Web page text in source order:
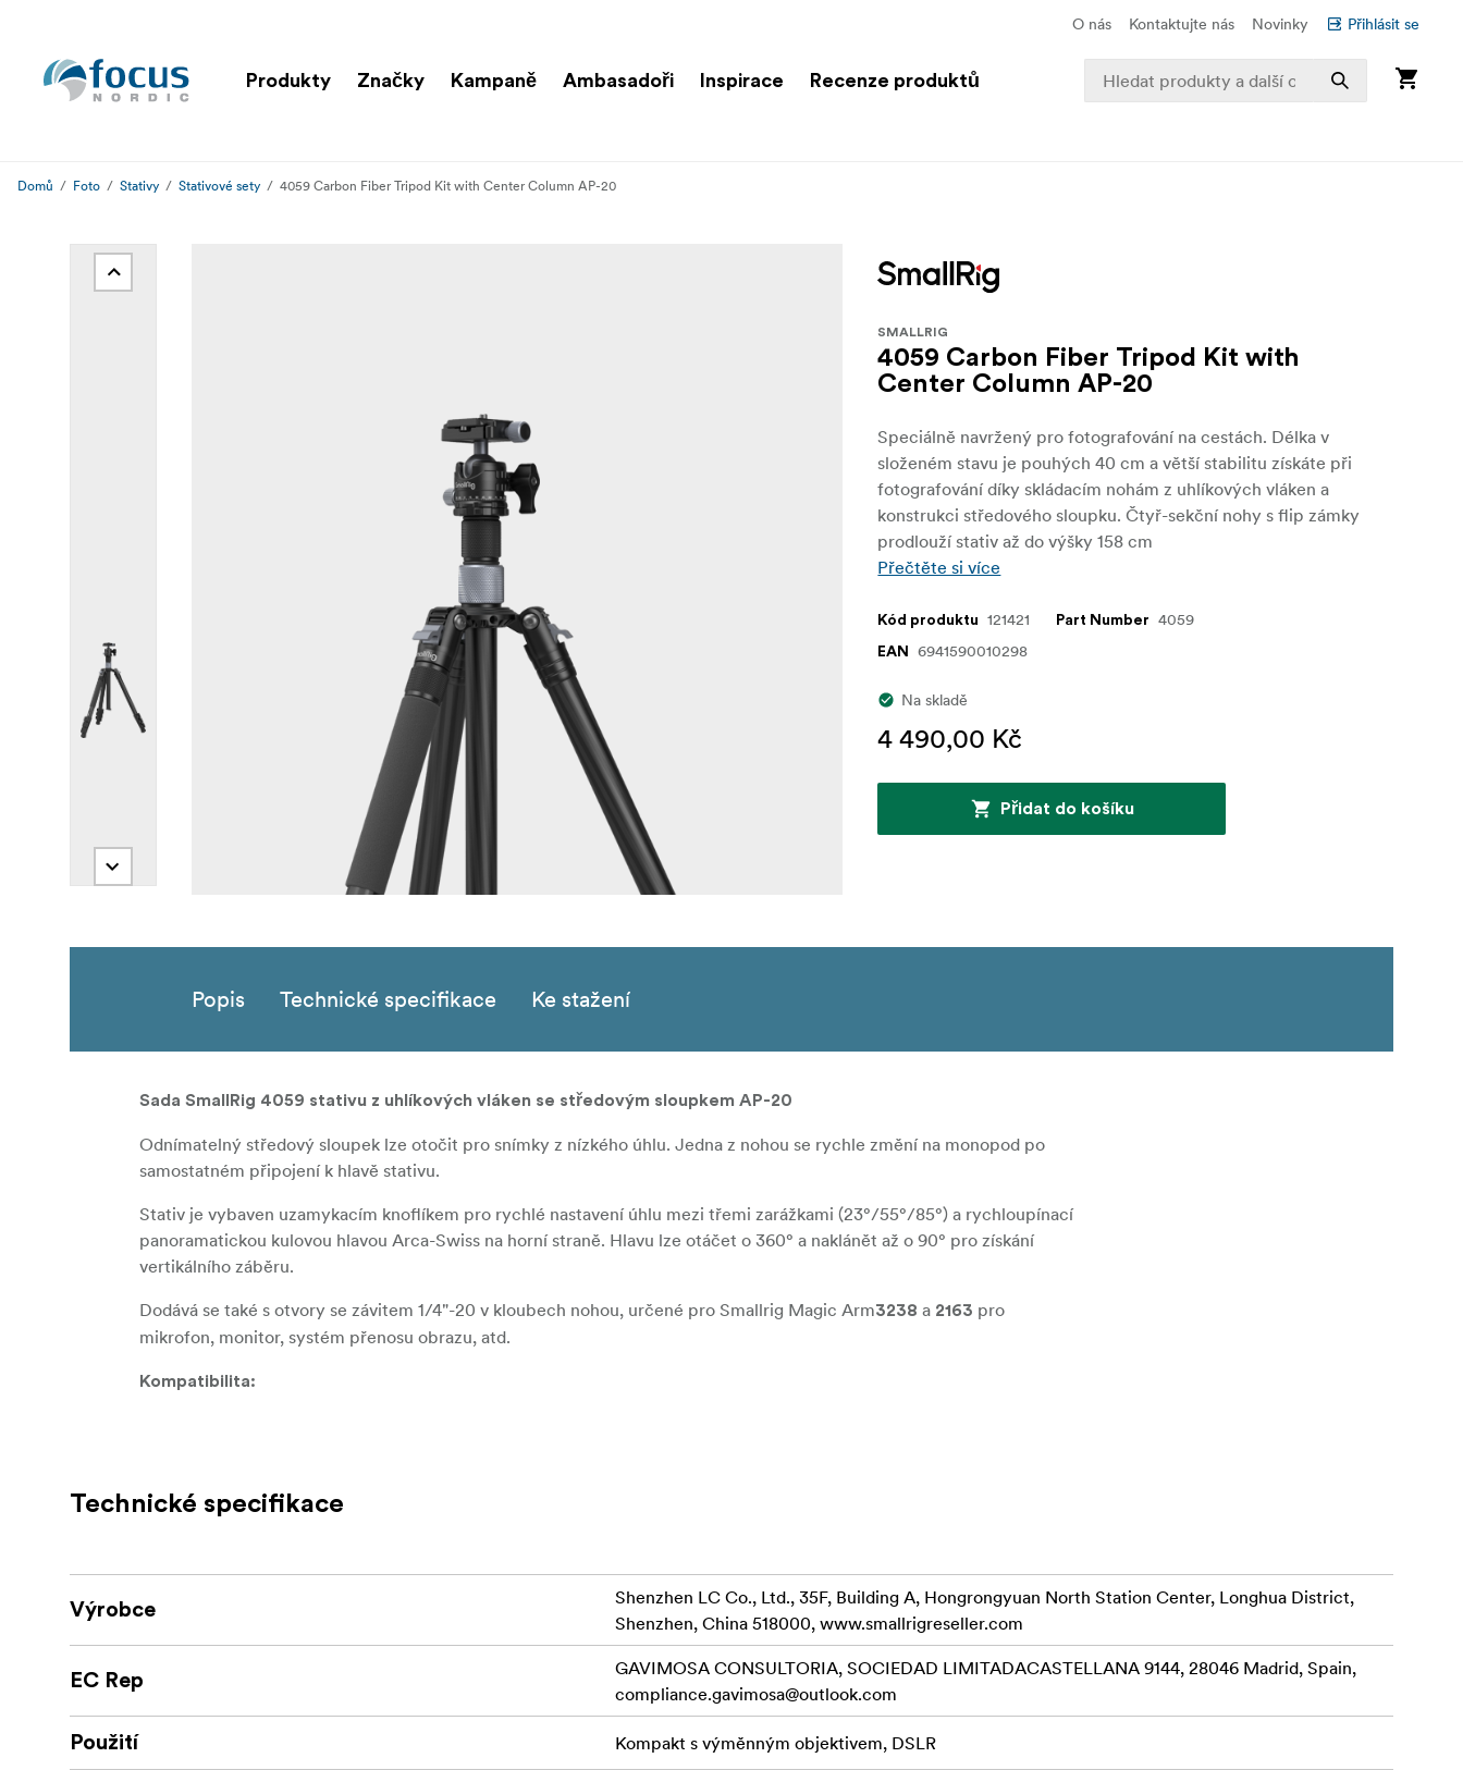
O nás Kontaktujte nás Novinky Přihlásit se
Produkty Značky Kampaně Ambasadoři Inspirace Recenze produktů
Domů Foto Stativy Stativové sety 4059 Carbon Fiber Tripod Kit with Center Column AP-20
SMALLRIG
4059 Carbon Fiber Tripod Kit with
Center Column AP-20
Speciálně navržený pro fotografování na cestách. Délka v
složeném stavu je pouhých 40 cm a větší stabilitu získáte při
fotografování díky skládacím nohám z uhlíkových vláken a
konstrukci středového sloupku. Čtyř-sekční nohy s flip zámky
prodlouží stativ až do výšky 158 cm
Přečtěte si více
Kód produktu 121421 Part Number 4059
EAN 6941590010298
Na skladě
4 490,00 Kč
Přidat do košíku
Popis Technické specifikace Ke stažení
Sada SmallRig 4059 stativu z uhlíkových vláken se středovým sloupkem AP-20
Odnímatelný středový sloupek lze otočit pro snímky z nízkého úhlu. Jedna z nohou se rychle změní na monopod po
samostatném připojení k hlavě stativu.
Stativ je vybaven uzamykacím knoflíkem pro rychlé nastavení úhlu mezi třemi zarážkami (23°/55°/85°) a rychloupínací
panoramatickou kulovou hlavou Arca-Swiss na horní straně. Hlavu lze otáčet o 360° a naklánět až o 90° pro získání
vertikálního záběru.
Dodává se také s otvory se závitem 1/4"-20 v kloubech nohou, určené pro Smallrig Magic Arm3238 a 2163 pro
mikrofon, monitor, systém přenosu obrazu, atd.
Kompatibilita:
1x přenosná brašna
Technické specifikace
Výrobce
Shenzhen LC Co., Ltd., 35F, Building A, Hongrongyuan North Station Center, Longhua District,
Shenzhen, China 518000, www.smallrigreseller.com
EC Rep
GAVIMOSA CONSULTORIA, SOCIEDAD LIMITADACASTELLANA 9144, 28046 Madrid, Spain,
compliance.gavimosa@outlook.com
Použití Kompakt s výměnným objektivem, DSLR